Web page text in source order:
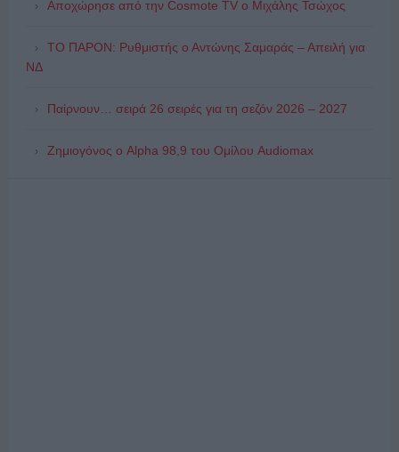
Αποχώρησε από την Cosmote TV o Μιχάλης Τσώχος
ΤΟ ΠΑΡΟΝ: Ρυθμιστής ο Αντώνης Σαμαράς – Απειλή για
ΝΔ
Παίρνουν… σειρά 26 σειρές για τη σεζόν 2026 – 2027
Ζημιογόνος ο Alpha 98,9 του Ομίλου Audiomax